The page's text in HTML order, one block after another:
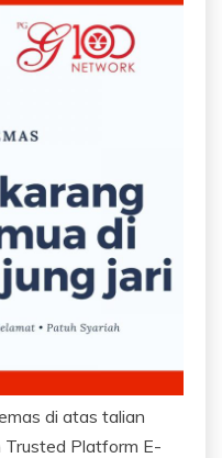
di atas talian
Trusted Platform E-